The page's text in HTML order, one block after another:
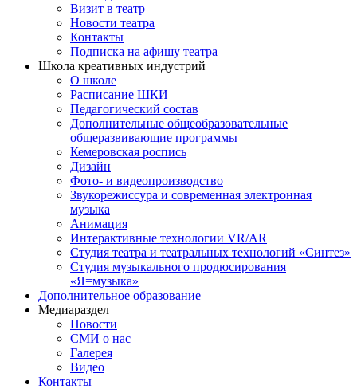
Визит в театр
Новости театра
Контакты
Подписка на афишу театра
Школа креативных индустрий
О школе
Расписание ШКИ
Педагогический состав
Дополнительные общеобразовательные
общеразвивающие программы
Кемеровская роспись
Дизайн
Фото- и видеопроизводство
Звукорежиссура и современная электронная
музыка
Анимация
Интерактивные технологии VR/AR
Студия театра и театральных технологий «Синтез»
Студия музыкального продюсирования
«Я=музыка»
Дополнительное образование
Медиараздел
Новости
СМИ о нас
Галерея
Видео
Контакты